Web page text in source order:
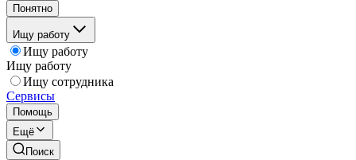
Понятно
Ищу работу
Ищу работу
Ищу работу
Ищу сотрудника
Сервисы
Помощь
Ещё
Поиск